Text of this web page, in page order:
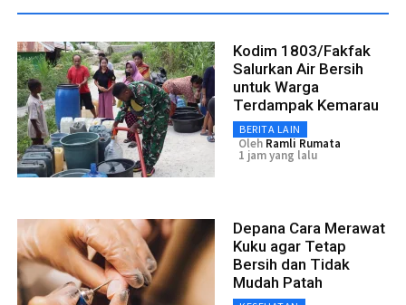
Kodim 1803/Fakfak
Salurkan Air Bersih
untuk Warga
Terdampak Kemarau
BERITA LAIN
Oleh Ramli Rumata
1 jam yang lalu
Depana Cara Merawat
Kuku agar Tetap
Bersih dan Tidak
Mudah Patah